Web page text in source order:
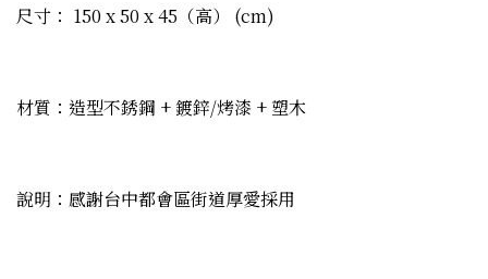
尺寸： 150 x 50 x 45（高） (cm)
材質：造型不銹鋼 + 鍍鋅/烤漆 + 塑木
說明：感謝台中都會區街道厚愛採用